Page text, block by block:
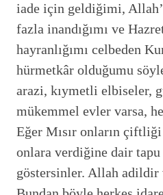
iade için geldiğimi,
fazla inandığımı ve
hayranlığımı celbeden
hürmetkâr olduğumu
arazi, kıymetli elbiseler,
mükemmel evler varsa,
Eğer Mısır onların
onlara verdiğine dair
göstersinler. Allah adildir